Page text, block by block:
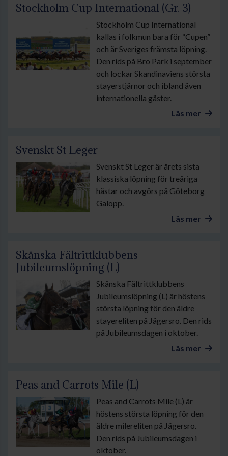
Stockholm Cup International (Gr. 3)
Stockholm Cup International
kallas i folkmun bara för “Cupen”
och är Sveriges främsta löpning.
Den rids på Bro Park i september
och lockar Skandinaviens största
stayerstjärnor och ibland även
internationella gäster.
Läs mer
Svenskt St Leger
Svenskt St Leger är årets sista
klassiska löpning för treåriga
hästar och avgörs på Göteborg
Galopp.
Läs mer
Skånska Fältrittklubbens
Jubileumslöpning (L)
Skånska Fältrittklubbens
Jubileumslöpning (L) är höstens
största löpning för den äldre
stayereliten på Jägersro. Den rids
på Jubileumsdagen i oktober.
Läs mer
Peas and Carrots Mile (L)
Peas and Carrots Mile (L) är
höstens största löpning för den
äldre milereliten på Jägersro.
Den rids på Jubileumsdagen i
oktober.